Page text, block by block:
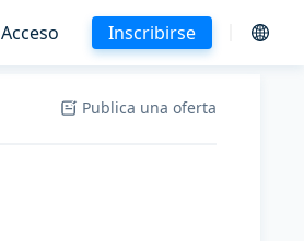
Acceso Inscribirse
Publica una oferta